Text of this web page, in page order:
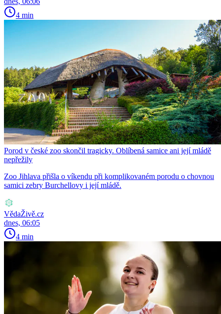
4 min
Porod v české zoo skončil tragicky. Oblíbená samice ani její mládě
nepřežily
Zoo Jihlava přišla o víkendu při komplikovaném porodu o chovnou
samici zebry Burchellovy i její mládě.
VědaŽivě.cz
dnes, 06:05
4 min